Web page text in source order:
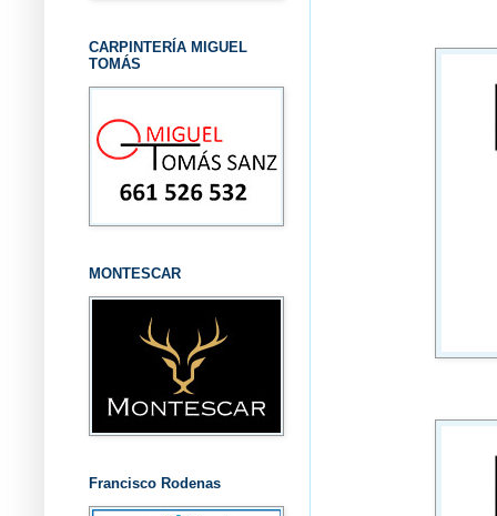
CARPINTERÍA MIGUEL
TOMÁS
MONTESCAR
Francisco Rodenas